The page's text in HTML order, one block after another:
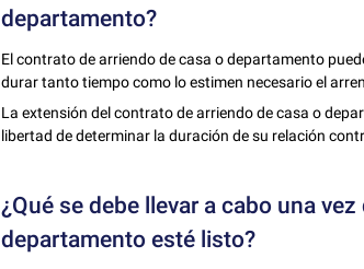
departamento?
El contrato de arriendo de casa o departamento
durar tanto tiempo como lo estimen necesario el
La extensión del contrato de arriendo de casa o
libertad de determinar la duración de su relación
¿Qué se debe llevar a cabo una
departamento esté listo?